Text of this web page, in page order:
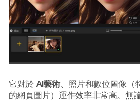
它對於 AI藝術、照片和數位圖像（
的網頁圖片）運作效率非常高。無